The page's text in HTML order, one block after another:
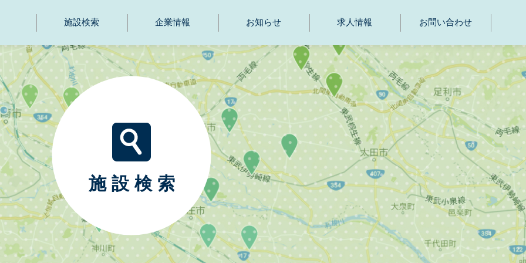
施設検索 企業情報 お知らせ 求人情報 お問い合わせ
施設検索